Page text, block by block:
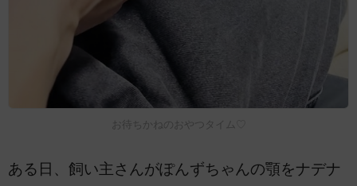
お待ちかねのおやつタイム♡
ある日、飼い主さんがぽんずちゃんの顎をナデナ